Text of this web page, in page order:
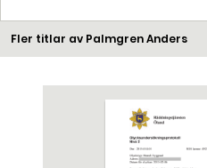
Fler titlar av Palmgren Anders